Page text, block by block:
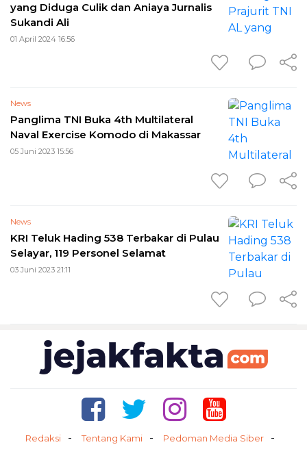
yang Diduga Culik dan Aniaya Jurnalis
Sukandi Ali
01 April 2024 16:56
News
Panglima TNI Buka 4th Multilateral
Naval Exercise Komodo di Makassar
05 Juni 2023 15:56
News
KRI Teluk Hading 538 Terbakar di Pulau
Selayar, 119 Personel Selamat
03 Juni 2023 21:11
Redaksi Tentang Kami Pedoman Media Siber